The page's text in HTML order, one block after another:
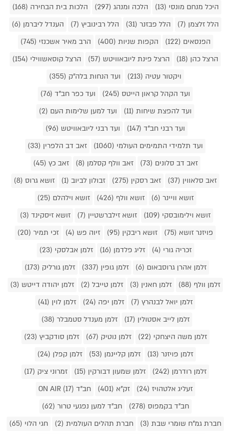
היכל מנחם מונסי (13) הלכה ומנהג (297)
הלכות בית הבחירה (168)
הלל זלצמן (7)
הלל פבזנר (31) הלל רבינוביץ (7)
הענדל ליברמן (6)
הפנסאים (122)
הקפות שניות (400)
הרב מאיר אשכנזי (745)
הרצל כהן (18)
הרצל פינת ליובאוויטש (57)
הרצל קוסאשווילי (154)
ויקטור עטיה (213)
ועד הנחות בלה"ק (355)
ועד הקהל קראון הייטס (245)
ועד כפר חב"ד (76)
ועד להפצת שיחות (11)
ועד למען שלימות העם (2)
ועד רבני חב"ד (147)
ועד רבני ליובאוויטש (96)
ועד תלמידי התמימים העולמי (1060)
זאב דב הלפרין (33)
זאב דב סלונים (73)
זאב וולף קסלמן (8)
זאב כץ (45)
זאב סלאווין (37)
זאב רסקין (275) זבולון לביוב (1)
זושא גרוס (8)
זושא וויינר (6)
זושא וולף (426)
זושא וילהלם (25)
זושא וילימובסקי (109)
זושא זילברשטיין (7)
זושא זיסקינד (3)
פויזנר זושא (75)
זושא ריבקין (95) זיוה פש (4)
זכי תמיר (20)
זכריה גורי (4)
זליג פלדמן (16)
זלמן אבלסקי (23)
זלמן אהרן גרוסבאום (6)
זלמן גופין (337)
זלמן גורליק (173)
זלמן וולף (88)
זלמן חאנין (3) זלמן טייבל (2)
זלמן יהודה דייטש (3)
זלמן יואל לבנהרץ (7)
זלמן יפה (24)
זלמן לוין (41)
זלמן לייב אסטולין (17)
זלמן מענדל סטמבלר (38)
זלמן משה היצחקי (22)
זלמן נוטיק (67)
זלמן סודקביץ (23)
זלמן פויזנר (13)
זלמן קליינמן (53)
זלמן קפלן (24)
זלמן רודרמן (242)
זלמן שמעון דבורקין (15)
זמרוני ציק (17)
זעליג אלטהויז (24)
זק"א (401)
חב"ד ON AIR (17)
חב"ד בקמפוס (278)
חב"ד למען נפגעי טרור (62)
חברת גמ"ח שומרי שבת (3)
חברת תהלים העולמית (2)
חגי הלוי (65)